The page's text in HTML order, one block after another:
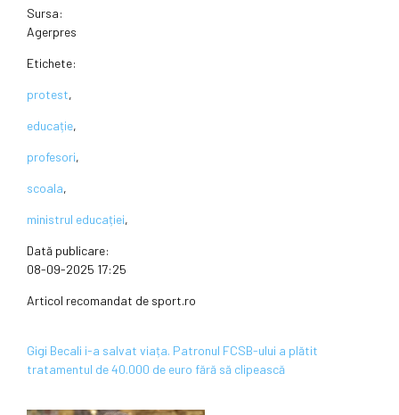
Sursa:
Agerpres
Etichete:
protest,
educație,
profesori,
scoala,
ministrul educației,
Dată publicare:
08-09-2025 17:25
Articol recomandat de sport.ro
Gigi Becali i-a salvat viața. Patronul FCSB-ului a plătit
tratamentul de 40.000 de euro fără să clipească